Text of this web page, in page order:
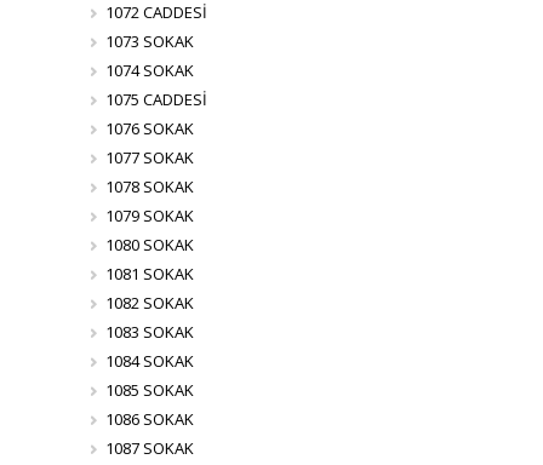
1072 CADDESİ
1073 SOKAK
1074 SOKAK
1075 CADDESİ
1076 SOKAK
1077 SOKAK
1078 SOKAK
1079 SOKAK
1080 SOKAK
1081 SOKAK
1082 SOKAK
1083 SOKAK
1084 SOKAK
1085 SOKAK
1086 SOKAK
1087 SOKAK